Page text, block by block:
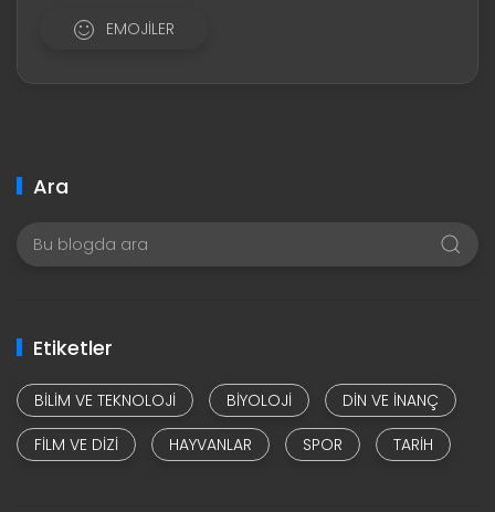
EMOJILER
Ara
Etiketler
BILIM VE TEKNOLOJI BIYOLOJI
DIN VE INANÇ
FILM VE DIZI
HAYVANLAR SPOR TARIH